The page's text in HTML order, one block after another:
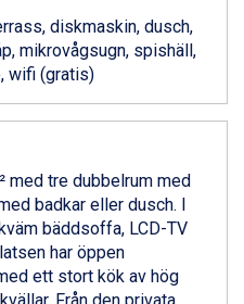
kr.
kr.
diskmaskin, dusch,
mikrovågsugn, spishäll,
wifi (gratis)
med tre dubbelrum med
badkar eller dusch. I
bäddsoffa, LCD-TV
har öppen
ett stort kök av hög